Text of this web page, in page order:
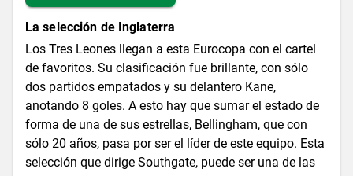
La selección de Inglaterra
Los Tres Leones llegan a esta Eurocopa con el cartel
de favoritos. Su clasificación fue brillante, con sólo
dos partidos empatados y su delantero Kane,
anotando 8 goles. A esto hay que sumar el estado de
forma de una de sus estrellas, Bellingham, que con
sólo 20 años, pasa por ser el líder de este equipo. Esta
selección que dirige Southgate, puede ser una de las